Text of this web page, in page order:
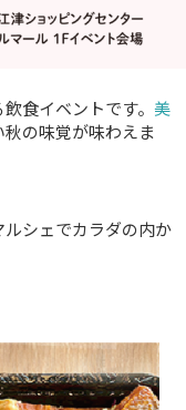
食イベントです。 美
の味覚が味わえま
ルシェでカラダの内か